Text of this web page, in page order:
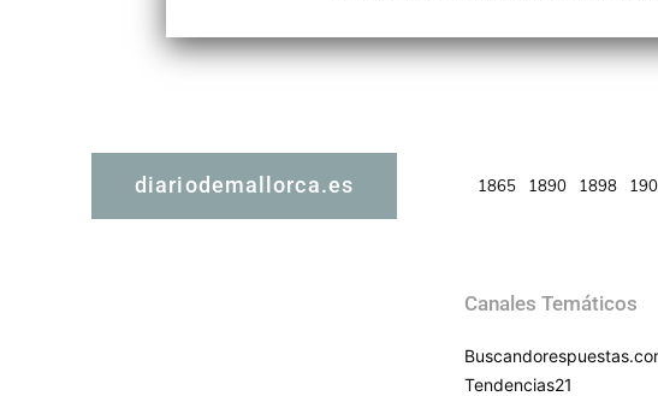
diariodemallorca.es 1865 1890 1898
Canales Temáticos
Tendencias21